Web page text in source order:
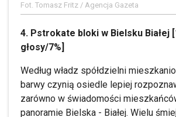
Fot. Tomasz Fritz / Agencja Gazeta
4. Pstrokate bloki w Bielsku Białej
głosy/7%]
Według władz spółdzielni
barwy czynią osiedle lepiej
zarówno w świadomości
panoramie Bielska - Białej. Wielu